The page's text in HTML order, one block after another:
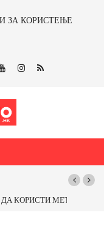
ЗА КОРИСТЕЊЕ
САМО ОД САД